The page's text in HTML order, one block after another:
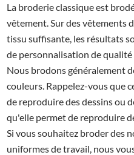
La broderie classique est
vêtement. Sur des vêtements
tissu suffisante, les résultats
de personnalisation de
Nous brodons généralement
couleurs. Rappelez-vous que
de reproduire des dessins ou
qu'elle permet de reproduire
Si vous souhaitez broder des
uniformes de travail, nous